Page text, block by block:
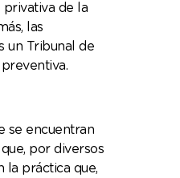
privativa de la
las
un Tribunal de
se encuentran
por diversos
la práctica que,